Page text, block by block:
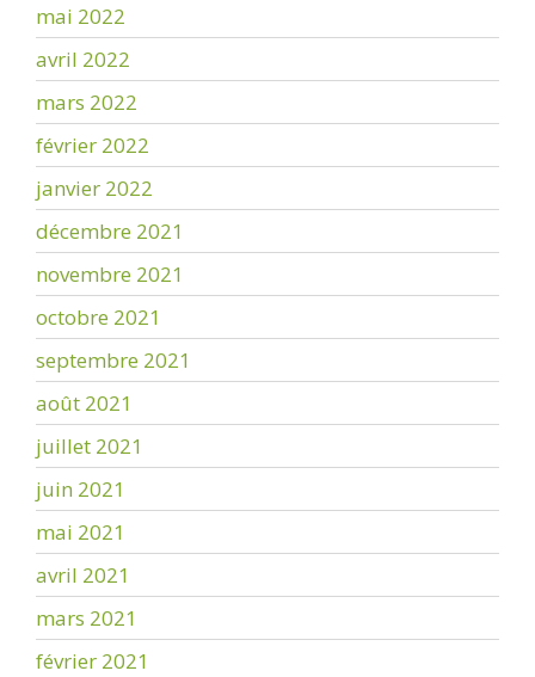
mai 2022
avril 2022
mars 2022
février 2022
janvier 2022
décembre 2021
novembre 2021
octobre 2021
septembre 2021
août 2021
juillet 2021
juin 2021
mai 2021
avril 2021
mars 2021
février 2021